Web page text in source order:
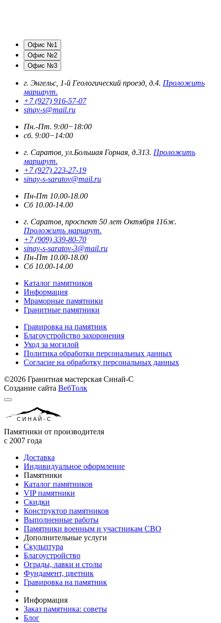
Офис №1
Офис №2
Офис №3
г. Энгельс, 1-й Геологический проезд, д.4. Проложить
маршрут.
+7 (927) 916-57-07
sinay-s@mail.ru
Пн.-Пт. 9:00−18:00
сб. 9:00−14:00
г. Саратов, ул.Большая Горная, д.313. Проложить
маршрут.
+7 (927) 223-27-19
sinay-s-saratov@mail.ru
Пн-Пт 10.00-18.00
Сб 10.00-14.00
г. Саратов, проспект 50 лет Октября 116ж.
Проложить маршрут.
+7 (909) 339-80-70
sinay-s-saratov-3@mail.ru
Пн-Пт 10.00-18.00
Сб 10.00-14.00
Каталог памятников
Информация
Мраморные памятники
Гранитные памятники
Гравировка на памятник
Благоустройство захоронения
Уход за могилой
Политика обработки персональных данных
Согласие на обработку персональных данных
©2026 Гранитная мастерская Синай-С
Создание сайта ВебТолк
СИНАЙ-С
Памятники от производителя
с 2007 года
Доставка
Индивидуальное оформление
Памятники
Каталог памятников
VIP памятники
Скидки
Конструктор памятников
Выполненные работы
Памятники военным и участникам СВО
Дополнительные услуги
Скульптура
Благоустройство
Ограды, лавки и столы
Фундамент, цветник
Гравировка на памятник
Информация
Заказ памятника: советы
Блог